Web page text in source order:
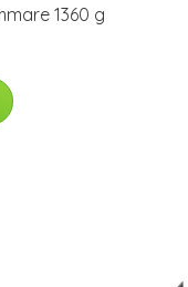
1360 g